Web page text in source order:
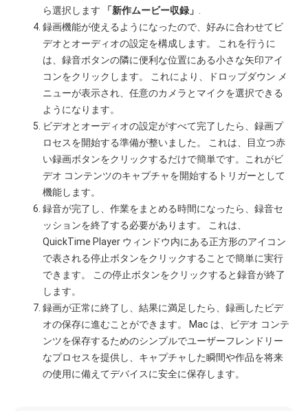
ら選択します
「新作ムービー収録」
録画機能が使えるようになったので、好みに合わせてビ
デオとオーディオの設定を構成します。 これを行うに
は、録音ボタンの隣に便利な位置にある小さな矢印アイ
コンをクリックします。 これにより、ドロップダウン メ
ニューが表示され、任意のカメラとマイクを選択できる
ようになります。
ビデオとオーディオの設定がすべて完了したら、録画プ
ロセスを開始する準備が整いました。 これは、目立つ赤
い録画ボタンをクリックするだけで簡単です。これがビ
デオ コンテンツのキャプチャを開始するトリガーとして
機能します。
録音が完了し、作業をまとめる時間になったら、録音セ
ッションを終了する必要があります。 これは、
QuickTime Player ウィンドウ内にある正方形のアイコン
で表される停止ボタンをクリックすることで簡単に実行
できます。 この停止ボタンをクリックすると録音が終了
します。
録画が正常に終了し、結果に満足したら、録画したビデ
オの保存に進むことができます。 Mac は、ビデオ コンテ
ンツを保存するためのシンプルでユーザーフレンドリー
なプロセスを提供し、キャプチャした瞬間や作品を将来
の使用に備えてデバイスに安全に保存します。